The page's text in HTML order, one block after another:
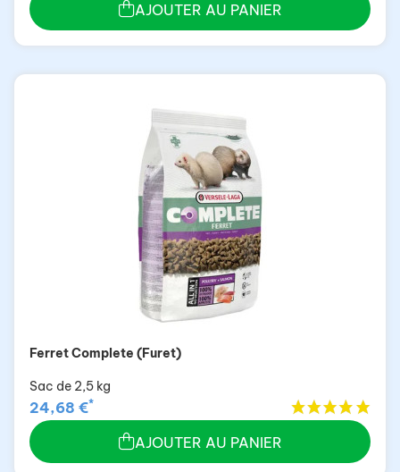
AJOUTER AU PANIER
Ferret Complete (Furet)
Sac de 2,5 kg
24,68 €*
AJOUTER AU PANIER